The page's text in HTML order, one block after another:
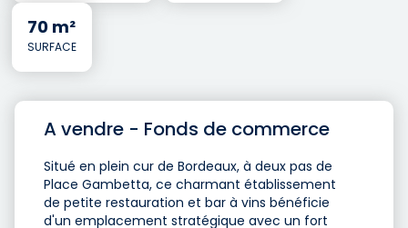
70 m²
SURFACE
A vendre - Fonds de commerce
Situé en plein cur de Bordeaux, à deux pas de
Place Gambetta, ce charmant établissement
de petite restauration et bar à vins bénéficie
d'un emplacement stratégique avec un fort